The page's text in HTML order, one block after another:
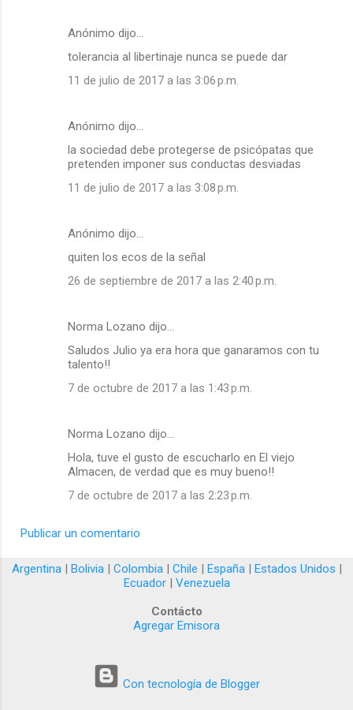
Anónimo dijo…
tolerancia al libertinaje nunca se puede dar
11 de julio de 2017 a las 3:06 p.m.
Anónimo dijo…
la sociedad debe protegerse de psicópatas que
pretenden imponer sus conductas desviadas
11 de julio de 2017 a las 3:08 p.m.
Anónimo dijo…
quiten los ecos de la señal
26 de septiembre de 2017 a las 2:40 p.m.
Norma Lozano dijo…
Saludos Julio ya era hora que ganaramos con tu
talento!!
7 de octubre de 2017 a las 1:43 p.m.
Norma Lozano dijo…
Hola, tuve el gusto de escucharlo en El viejo
Almacen, de verdad que es muy bueno!!
7 de octubre de 2017 a las 2:23 p.m.
Publicar un comentario
Argentina| Bolivia| Colombia| Chile | España| Estados Unidos |
Ecuador| Venezuela
Contácto
Agregar Emisora
Con tecnología de Blogger